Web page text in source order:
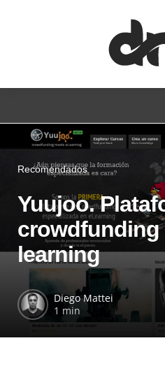
Recomendados
Yuujoo.
crowdfunding
learning
Diego Mattei
1 min